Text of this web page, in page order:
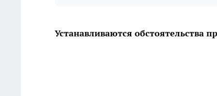
Устанавливаются обстоятельства